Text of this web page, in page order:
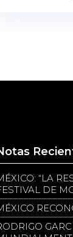
“LA
DE